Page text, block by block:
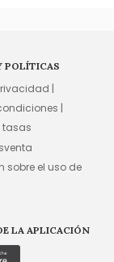
POLÍTICAS
|
|
tasas
sobre el uso de
LA APLICACIÓN